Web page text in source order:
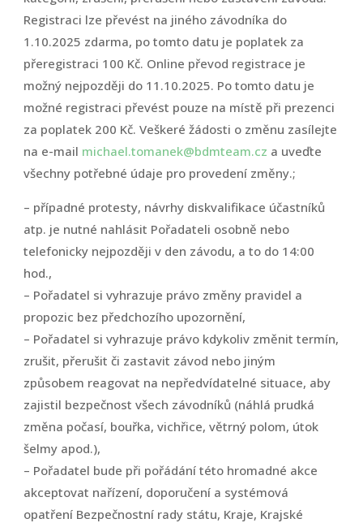
Registraci lze převést na jiného závodníka do
1.10.2025 zdarma, po tomto datu je poplatek za
přeregistraci 100 Kč. Online převod registrace je
možný nejpozději do 11.10.2025. Po tomto datu je
možné registraci převést pouze na místě při prezenci
za poplatek 200 Kč. Veškeré žádosti o změnu zasílejte
na e-mail michael.tomanek@bdmteam.cz a uveďte
všechny potřebné údaje pro provedení změny.;
– případné protesty, návrhy diskvalifikace účastníků
atp. je nutné nahlásit Pořadateli osobně nebo
telefonicky nejpozději v den závodu, a to do 14:00
hod.,
– Pořadatel si vyhrazuje právo změny pravidel a
propozic bez předchozího upozornění,
– Pořadatel si vyhrazuje právo kdykoliv změnit termín,
zrušit, přerušit či zastavit závod nebo jiným
způsobem reagovat na nepředvídatelné situace, aby
zajistil bezpečnost všech závodníků (náhlá prudká
změna počasí, bouřka, vichřice, větrný polom, útok
šelmy apod.),
– Pořadatel bude při pořádání této hromadné akce
akceptovat nařízení, doporučení a systémová
opatření Bezpečnostní rady státu, Kraje, Krajské